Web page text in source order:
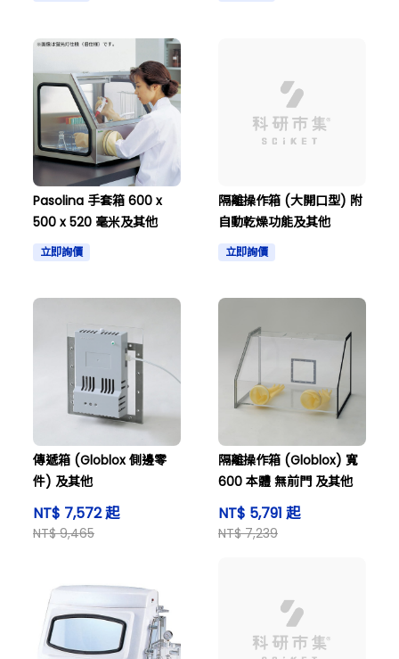
度 800毫米，及其他
Pasolina 手套箱 600 x
500 x 520 毫米及其他
立即詢價
隔離操作箱 (大開口型) 附
自動乾燥功能及其他
立即詢價
傳遞箱 (Globlox 側邊零
件) 及其他
NT$ 7,572 起
NT$ 9,465
隔離操作箱 (Globlox) 寬
600 本體 無前門 及其他
NT$ 5,791 起
NT$ 7,239